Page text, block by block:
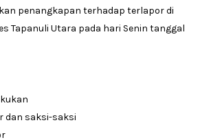
penangkapan terhadap terlapor di
Tapanuli Utara pada hari Senin tanggal
dan saksi-saksi